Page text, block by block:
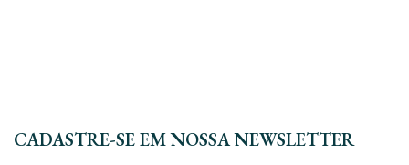
CADASTRE-SE EM NOSSA NEWSLETTER